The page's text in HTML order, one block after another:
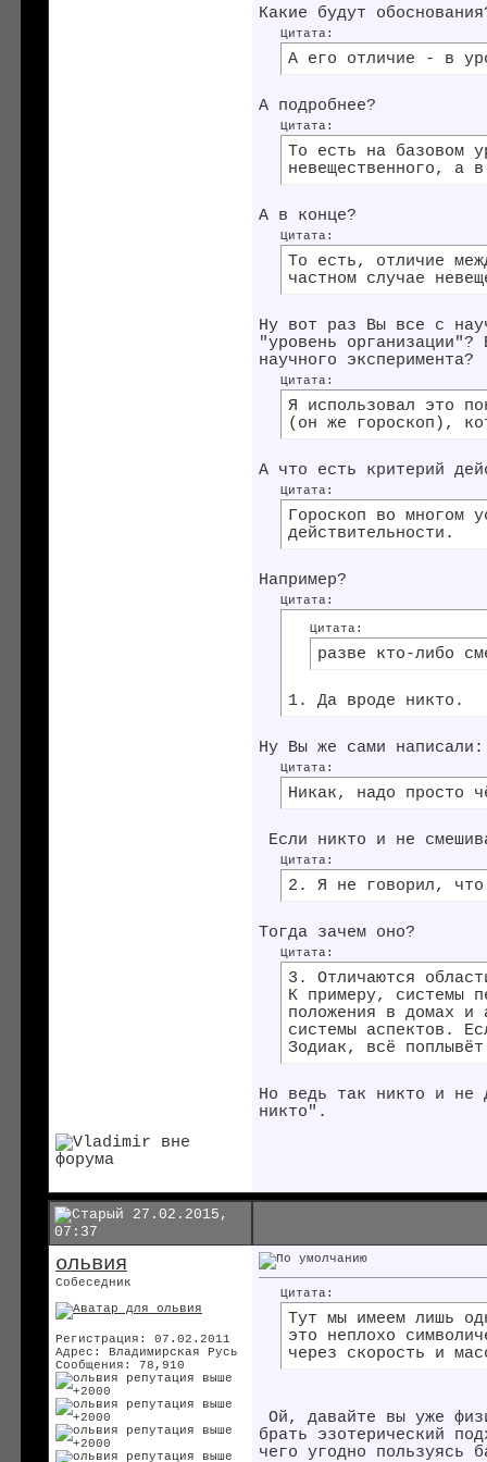
Какие будут
Цитата:
А его отличие - в
А подробнее?
Цитата:
То есть на базовом
невещественного, а
А в конце?
Цитата:
То есть, отличие
частном случае
Ну вот раз Вы все с
"уровень
научного эксперимента?
Цитата:
Я использовал это
(он же гороскоп),
А что есть критерий
Цитата:
Гороскоп во многом
действительности.
Например?
Цитата:
Цитата:
разве кто-либо
1. Да вроде никто.
Ну Вы же сами написали:
Цитата:
Никак, надо просто
Если никто и не
Цитата:
2. Я не говорил, что
Тогда зачем оно?
Цитата:
3. Отличаются
К примеру, системы
положения в домах и
системы аспектов.
Зодиак, всё
Но ведь так никто и не
никто".
27.02.2015,
07:37
ольвия
Собеседник
Регистрация: 07.02.2011
Адрес: Владимирская Русь
Сообщения: 78,910
Цитата:
Тут мы имеем лишь
это неплохо
через скорость и
Ой, давайте вы уже
брать эзотерический
чего угодно пользуясь